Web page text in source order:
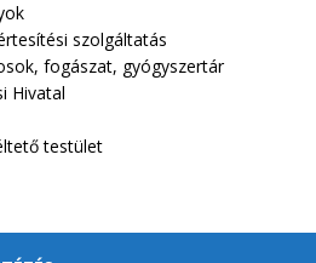
szolgáltatás
fogászat, gyógyszertár
Hivatal
testület